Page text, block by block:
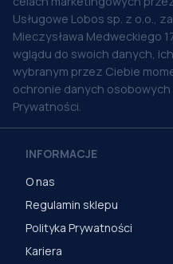
Usługowe Lobos sp. z o.o.,
Mieczysława Medweckiego
wglądu do swoich danych,
wybranym przez Ciebie
ochronie danych
Prywatności.
INFORMACJE
O nas
Regulamin sklepu
Polityka Prywatności
Kariera